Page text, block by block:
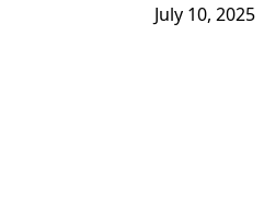
July 10, 2025